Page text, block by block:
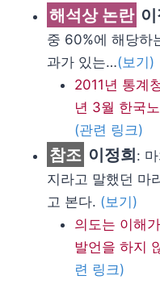
해석상 논란
중 60%에 해당하
과가 있는…(보기)
2011년 통계
년 3월 한국
(관련 링크)
참조 이정희:
지라고 말했던 마
고 본다. (보기)
의도는 이해
발언을 하지
련 링크)